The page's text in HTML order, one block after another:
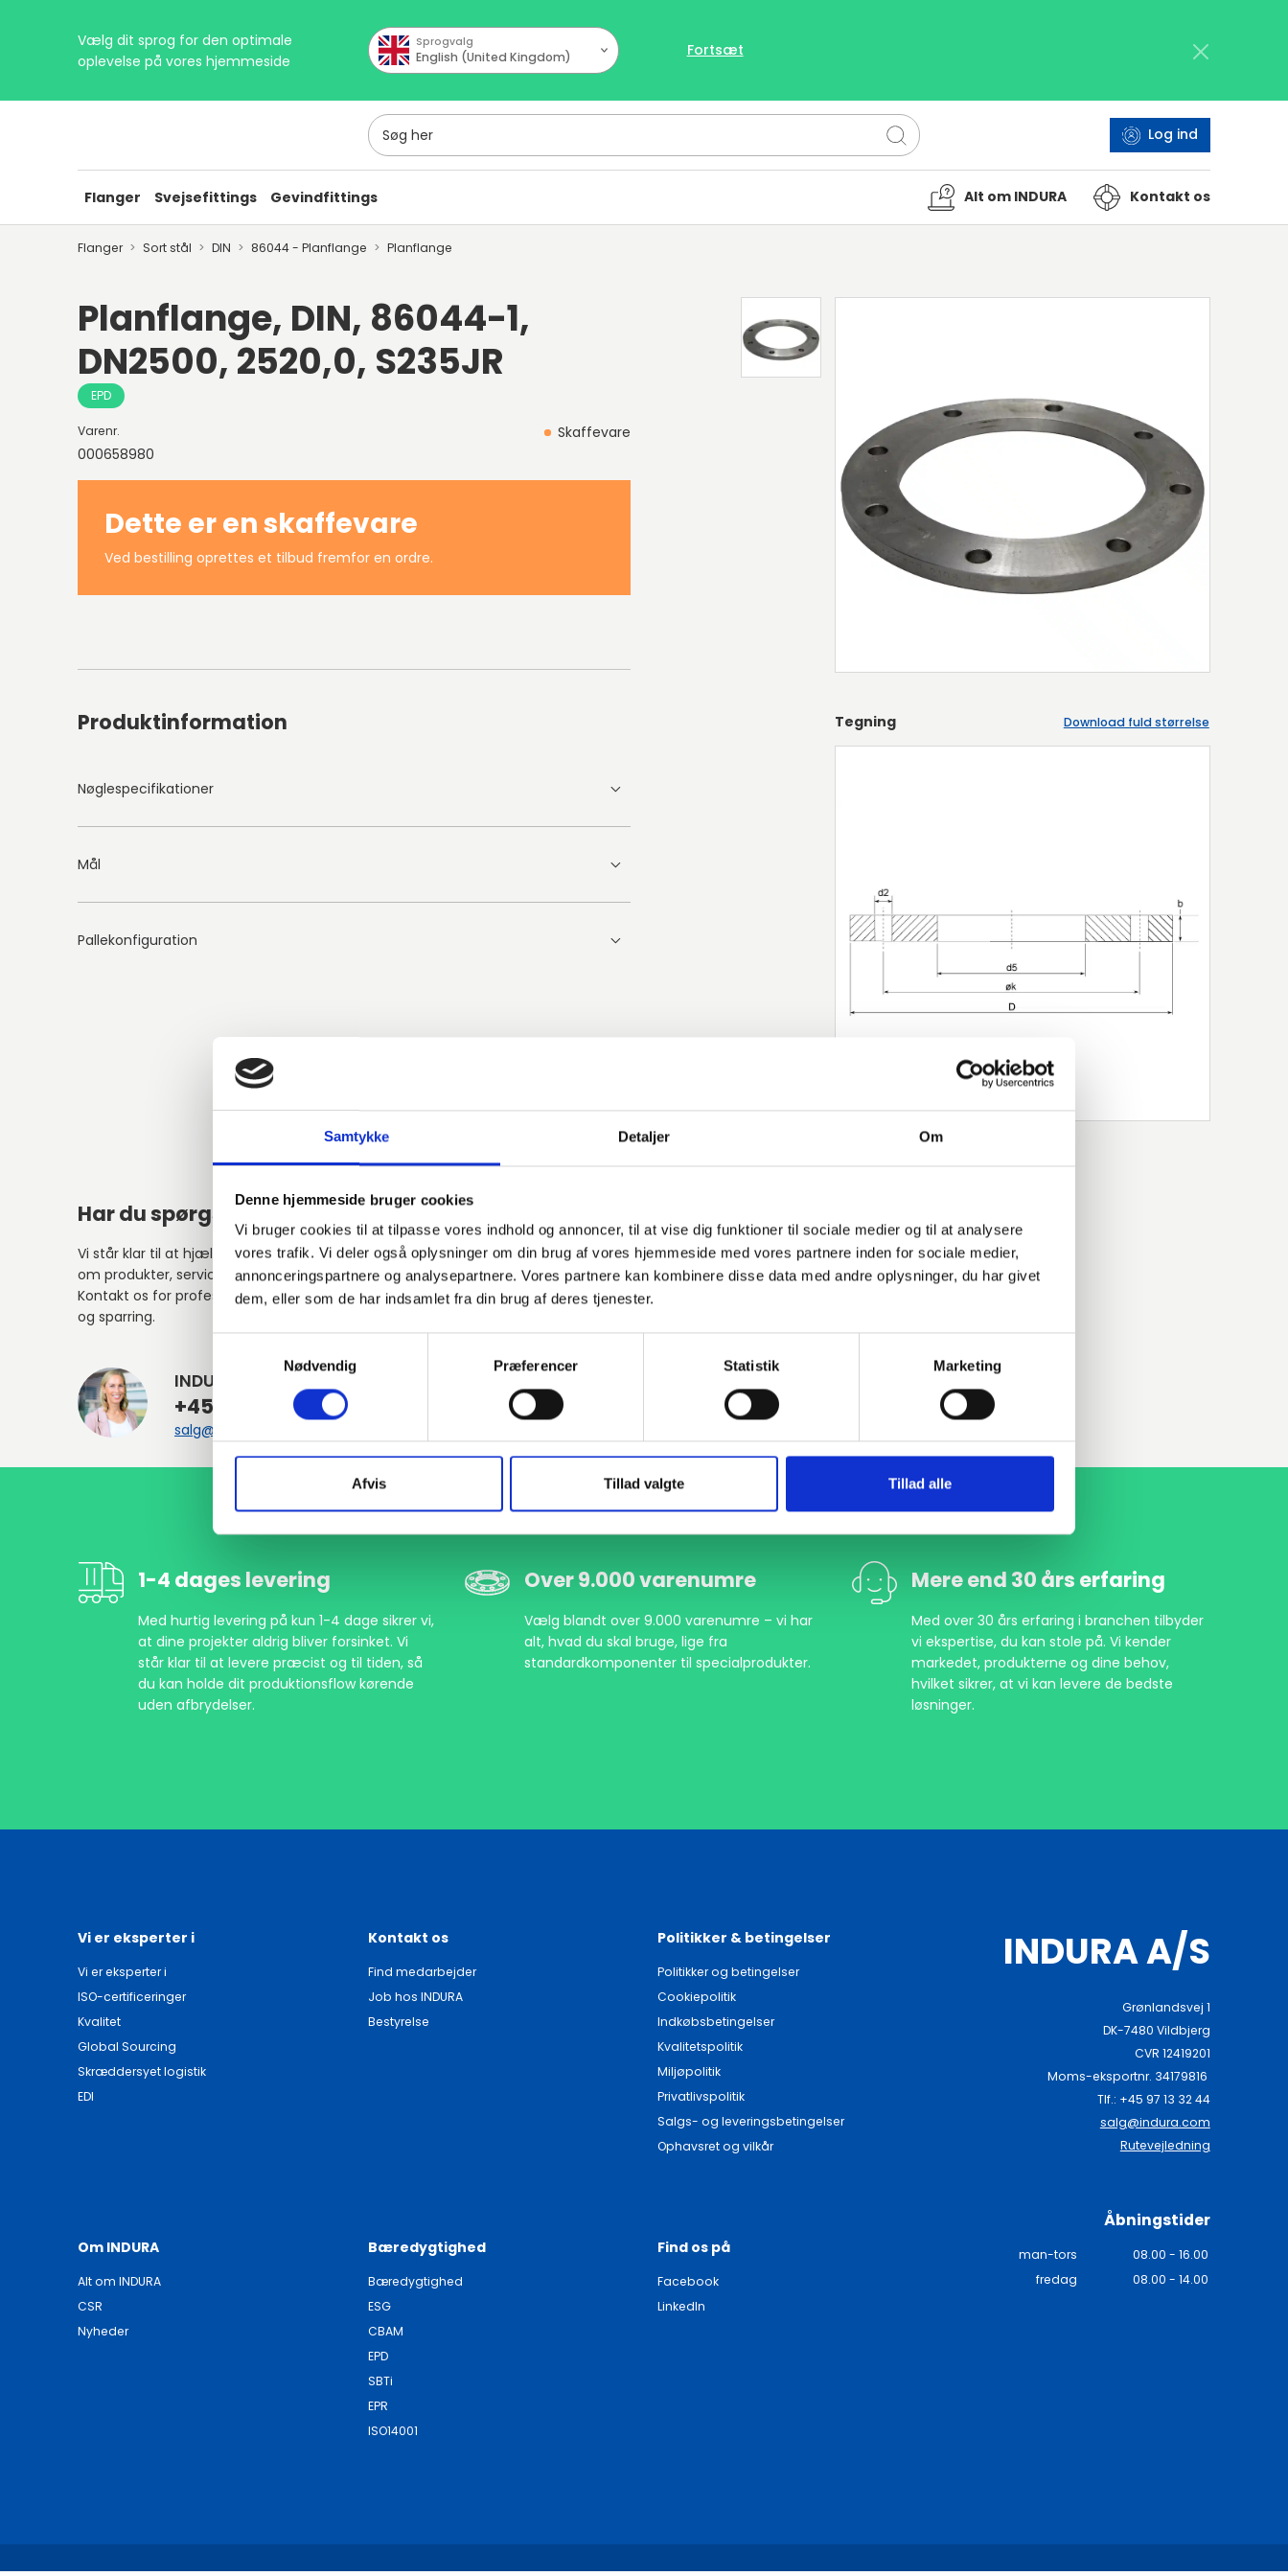
Samtykke Detaljer Om
Denne hjemmeside bruger cookies
Vi bruger cookies til at tilpasse vores indhold og annoncer, til at vise dig funktioner til sociale medier og til at analysere
vores trafik. Vi deler også oplysninger om din brug af vores hjemmeside med vores partnere inden for sociale medier,
annonceringspartnere og analysepartnere. Vores partnere kan kombinere disse data med andre oplysninger, du har givet
dem, eller som de har indsamlet fra din brug af deres tjenester.
Nødvendig
Præferencer Statistik Marketing
Afvis Tillad valgte Tillad alle
Vælg dit sprog for den optimale
oplevelse på vores hjemmeside
Sprogvalg
English (United Kingdom) Fortsæt
Søg her
Log ind
Flanger Svejsefittings Gevindfittings Alt om INDURA Kontakt os
Flanger Sort stål DIN 86044 - Planflange Planflange
Planflange, DIN, 86044-1,
DN2500, 2520,0, S235JR
EPD
Varenr.
000658980
Skaffevare
Dette er en skaffevare
Ved bestilling oprettes et tilbud fremfor en ordre.
Produktinformation
Nøglespecifikationer
Mål
Pallekonfiguration
Tegning Download fuld størrelse
Har du spørgsmål?
Vi står klar til at hjælpe med spørgsmål
om produkter, service eller andet.
Kontakt os for professionel rådgivning
og sparring.
INDURA DK
+45 97 13 32 44
salg@indura.com
1-4 dages levering
Med hurtig levering på kun 1-4 dage sikrer vi,
at dine projekter aldrig bliver forsinket. Vi
står klar til at levere præcist og til tiden, så
du kan holde dit produktionsflow kørende
uden afbrydelser.
Over 9.000 varenumre
Vælg blandt over 9.000 varenumre – vi har
alt, hvad du skal bruge, lige fra
standardkomponenter til specialprodukter.
Mere end 30 års erfaring
Med over 30 års erfaring i branchen tilbyder
vi ekspertise, du kan stole på. Vi kender
markedet, produkterne og dine behov,
hvilket sikrer, at vi kan levere de bedste
løsninger.
Vi er eksperter i
Vi er eksperter i
ISO-certificeringer
Kvalitet
Global Sourcing
Skræddersyet logistik
EDI
Kontakt os
Find medarbejder
Job hos INDURA
Bestyrelse
Politikker & betingelser
Politikker og betingelser
Cookiepolitik
Indkøbsbetingelser
Kvalitetspolitik
Miljøpolitik
Privatlivspolitik
Salgs- og leveringsbetingelser
Ophavsret og vilkår
Om INDURA
Alt om INDURA
CSR
Nyheder
Bæredygtighed
Bæredygtighed
ESG
CBAM
EPD
SBTi
EPR
ISO14001
Find os på
Facebook
LinkedIn
INDURA A/S
Grønlandsvej 1
DK-7480 Vildbjerg
CVR 12419201
Moms-eksportnr. 34179816
Tlf.: +45 97 13 32 44
salg@indura.com
Rutevejledning
Åbningstider
man-tors
08.00 - 16.00
fredag
08.00 - 14.00